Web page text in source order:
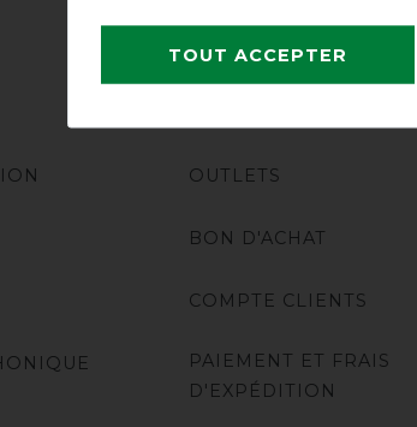
NOUVEAUTÉS
OUTLETS
BON D'ACHAT
COMPTE CLIENTS
PAIEMENT ET FRAIS
D'EXPÉDITION
TOUT ACCEPTER